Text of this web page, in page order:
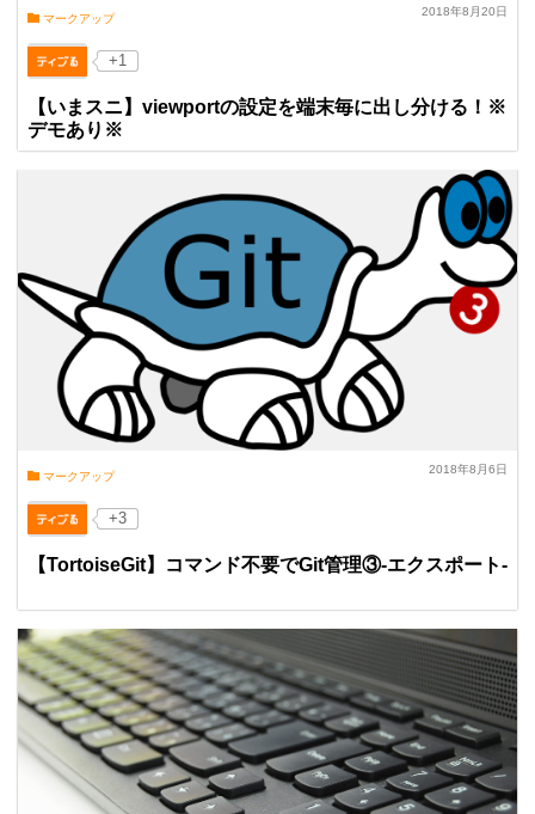
2018年8月20日
マークアップ
+1
【いまスニ】viewportの設定を端末毎に出し分ける！※
デモあり※
2018年8月6日
マークアップ
+3
【TortoiseGit】コマンド不要でGit管理③-エクスポート-